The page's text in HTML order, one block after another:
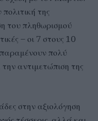
της
του πληθωρισμού
– οι 7 στους 10
παραμένουν πολύ
αντιμετώπιση της
στην αξιολόγηση